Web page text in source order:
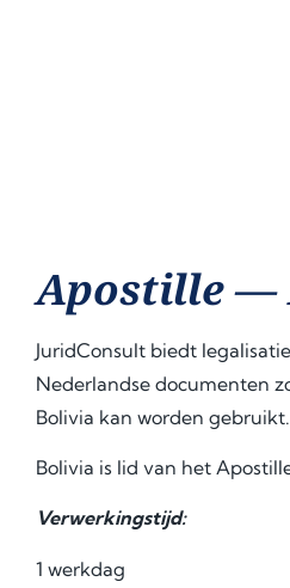
Apostille —
JuridConsult biedt
Nederlandse documenten
Bolivia kan worden gebruikt.
Bolivia is lid van het
Verwerkingstijd:
1 werkdag